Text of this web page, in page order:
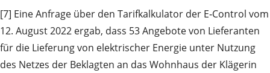
[7] Eine Anfrage über den Tarifkalkulator der E‑Control vom
12. August 2022 ergab, dass 53 Angebote von Lieferanten
für die Lieferung von elektrischer Energie unter Nutzung
des Netzes der Beklagten an das Wohnhaus der Klägerin